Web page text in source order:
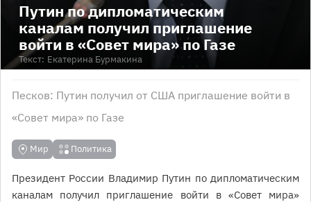
Путин по дипломатическим
каналам получил приглашение
войти в «Совет мира» по Газе
Текст: Екатерина Бурмакина
Песков: Путин получил от США приглашение войти в
«Совет мира» по Газе
Мир Политика
Президент России Владимир Путин по дипломатическим
каналам получил приглашение войти в «Совет мира»